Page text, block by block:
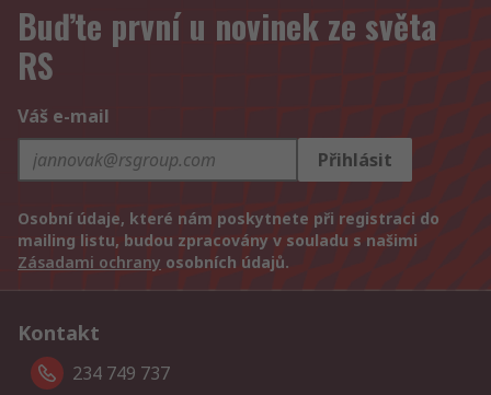
Buďte první u novinek ze světa
RS
Váš e-mail
Přihlásit
Osobní údaje, které nám poskytnete při registraci do
mailing listu, budou zpracovány v souladu s našimi
Zásadami ochrany osobních údajů.
Kontakt
234 749 737